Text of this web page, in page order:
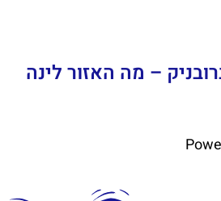
– מה האזור לינה